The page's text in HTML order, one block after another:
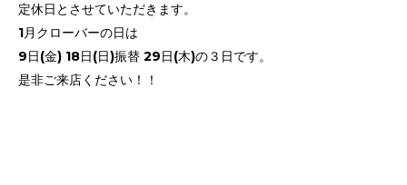
定休日とさせていただきます。
1月クローバーの日は
9日(金) 18日(日)振替 29日(木)の３日です。
是非ご来店ください！！